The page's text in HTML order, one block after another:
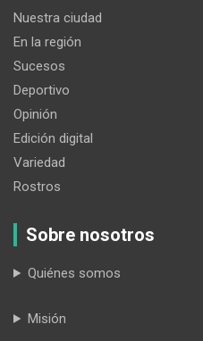
Nuestra ciudad
En la región
Sucesos
Deportivo
Opinión
Edición digital
Variedad
Rostros
Sobre nosotros
Quiénes somos
Misión